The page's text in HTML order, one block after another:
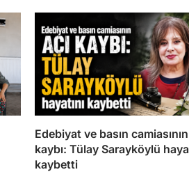
Edebiyat ve basın camiasının
kaybı: Tülay Sarayköylü
kaybetti